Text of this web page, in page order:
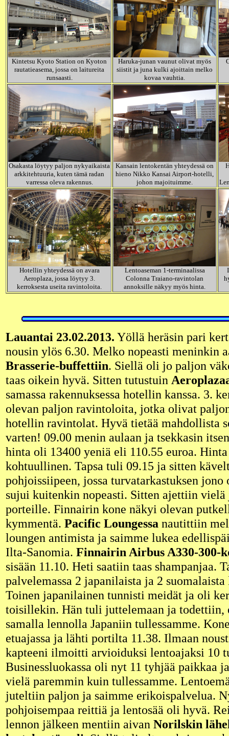
Kintetsu Kyoto Station on Kyoton
rautatieasema, jossa on laitureita
runsaasti.
Haruka-junan vaunut olivat myös
siistit ja juna kulki ajoittain melko
kovaa vauhtia.
Osakasta löytyy paljon nykyaikaista
arkkitehtuuria, kuten tämä radan
varressa oleva rakennus.
Kansain lentokentän yhteydessä on
hieno Nikko Kansai Airport-hotelli,
johon majoituimme.
Hotellin yhteydessä on avara
Aeroplaza, jossa löytyy 3.
kerroksesta useita ravintoloita.
Lentoaseman 1-terminaalissa
Colonna Traiano-ravintolan
annoksille näkyy myös hinta.
Lauantai 23.02.2013. Yöllä heräsin pari
nousin ylös 6.30. Melko nopeasti meninkin
Brasserie-buffettiin. Siellä oli jo paljon
taas oikein hyvä. Sitten tutustuin
samassa rakennuksessa hotellin kanssa. 3.
olevan paljon ravintoloita, jotka olivat
hotellin ravintolat. Hyvä tietää mahdollista
varten! 09.00 menin aulaan ja tsekkasin
hinta oli 13400 yeniä eli 110.55 euroa.
kohtuullinen. Tapsa tuli 09.15 ja sitten
pohjoissiipeen, jossa turvatarkastuksen
sujui kuitenkin nopeasti. Sitten ajettiin
porteille. Finnairin kone näkyi olevan
kymmentä. Pacific Loungessa nautittiin
loungen antimista ja saimme lukea
Ilta-Sanomia. Finnairin Airbus A330-300-
sisään 11.10. Heti saatiin taas shampanjaa.
palvelemassa 2 japanilaista ja 2 suomalaista
Toinen japanilainen tunnisti meidät ja oli
toisillekin. Hän tuli juttelemaan ja todettiin,
samalla lennolla Japaniin tullessamme.
etuajassa ja lähti portilta 11.38. Ilmaan
kapteeni ilmoitti arvioiduksi lentoajaksi 10
Businessluokassa oli nyt 11 tyhjää paikkaa
vielä paremmin kuin tullessamme.
juteltiin paljon ja saimme erikoispalvelua.
pohjoisempaa reittiä ja lentosää oli hyvä.
lennon jälkeen mentiin aivan Norilskin